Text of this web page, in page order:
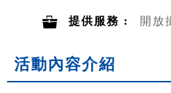
提供服務 : 開放
活動內容介紹